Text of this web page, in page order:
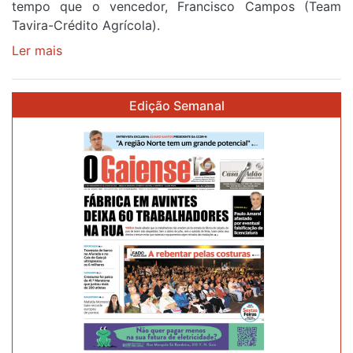
tempo que o vencedor, Francisco Campos (Team
Tavira-Crédito Agrícola).
Ler mais
Camisola
Amarela
após
quarto
cruzar
Edição Semanal